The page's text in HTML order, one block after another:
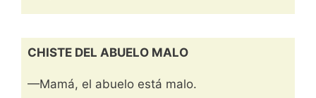
CHISTE DEL ABUELO MALO
—Mamá, el abuelo está malo.